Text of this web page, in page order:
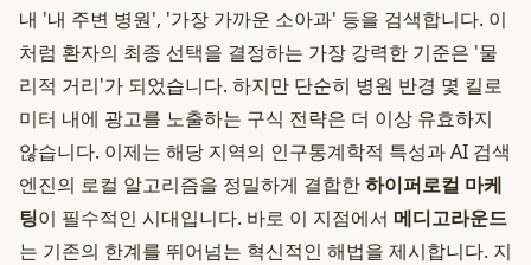
내 '내 주변 병원', '가장 가까운 소아과' 등을 검색합니다. 이
처럼 환자의 최종 선택을 결정하는 가장 강력한 기준은 '물
리적 거리'가 되었습니다. 하지만 단순히 병원 반경 몇 킬로
미터 내에 광고를 노출하는 구식 전략은 더 이상 유효하지
않습니다. 이제는 해당 지역의 인구통계학적 특성과 AI 검색
엔진의 로컬 알고리즘을 정밀하게 결합한하이퍼로컬 마케
팅이 필수적인 시대입니다. 바로 이 지점에서 메디고라운드
는 기존의 한계를 뛰어넘는 혁신적인 해법을 제시합니다. 지